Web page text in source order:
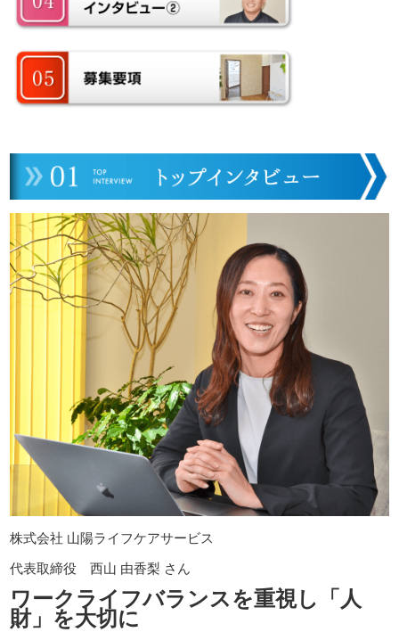
株式会社 山陽ライフケアサービス
代表取締役 西山 由香梨 さん
ワークライフバランスを重視し「人
財」を大切に